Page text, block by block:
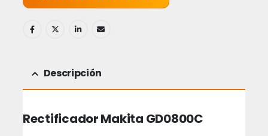
Descripción
Rectificador Makita GD0800C